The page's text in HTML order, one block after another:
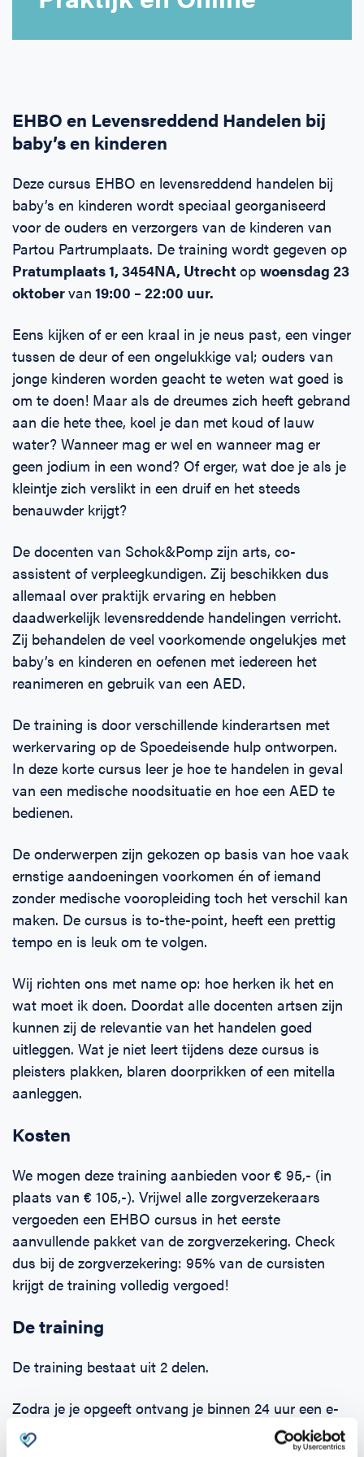
BHV voor Primair Onderwijs
EHBO voor Sportclubs
Levensreddend handelen voor iedereen
Zakelijk veelgestelde vragen
Direct boeken
Inloggen
Incompany offerte
Inloggen
EHBO en Levensreddend Handelen bij
baby’s en kinderen
Deze cursus EHBO en levensreddend handelen bij
baby’s en kinderen wordt speciaal georganiseerd
voor de ouders en verzorgers van de kinderen van
Partou Partrumplaats. De training wordt gegeven op
Pratumplaats 1, 3454NA, Utrechtop woensdag 23
oktobervan 19:00 – 22:00 uur.
Eens kijken of er een kraal in je neus past, een vinger
tussen de deur of een ongelukkige val; ouders van
jonge kinderen worden geacht te weten wat goed is
om te doen! Maar als de dreumes zich heeft gebrand
aan die hete thee, koel je dan met koud of lauw
water? Wanneer mag er wel en wanneer mag er
geen jodium in een wond? Of erger, wat doe je als je
kleintje zich verslikt in een druif en het steeds
benauwder krijgt?
De docenten van Schok&Pomp zijn arts, co-
assistent of verpleegkundigen. Zij beschikken dus
allemaal over praktijk ervaring en hebben
daadwerkelijk levensreddende handelingen verricht.
Zij behandelen de veel voorkomende ongelukjes met
baby’s en kinderen en oefenen met iedereen het
reanimeren en gebruik van een AED.
De training is door verschillende kinderartsen met
werkervaring op de Spoedeisende hulp ontworpen.
In deze korte cursus leer je hoe te handelen in geval
van een medische noodsituatie en hoe een AED te
bedienen.
De onderwerpen zijn gekozen op basis van hoe vaak
ernstige aandoeningen voorkomen én of iemand
zonder medische vooropleiding toch het verschil kan
maken. De cursus is to-the-point, heeft een prettig
tempo en is leuk om te volgen.
Wij richten ons met name op: hoe herken ik het en
wat moet ik doen. Doordat alle docenten artsen zijn
kunnen zij de relevantie van het handelen goed
uitleggen. Wat je niet leert tijdens deze cursus is
pleisters plakken, blaren doorprikken of een mitella
aanleggen.
Kosten
We mogen deze training aanbieden voor € 95,- (in
plaats van € 105,-). Vrijwel alle zorgverzekeraars
vergoeden een EHBO cursus in het eerste
aanvullende pakket van de zorgverzekering. Check
dus bij de zorgverzekering: 95% van de cursisten
krijgt de training volledig vergoed!
De training
De training bestaat uit 2 delen.
Zodra je je opgeeft ontvang je binnen 24 uur een e-
learning. Deze kun je alvast zelf online doornemen.
Hierin komen alle onderwerpen aan bod en kun je de